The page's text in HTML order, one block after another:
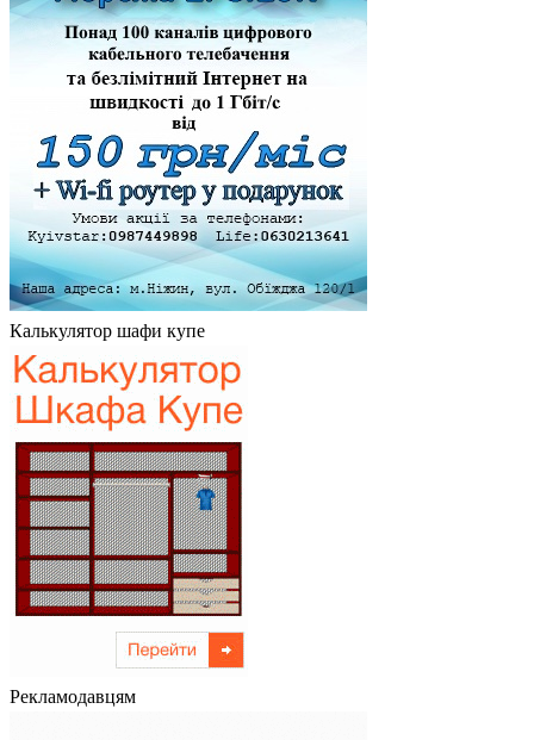
Калькулятор шафи купе
Рекламодавцям